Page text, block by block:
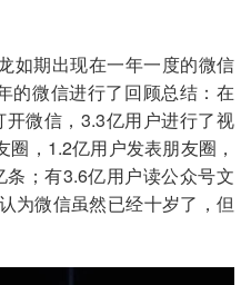
如期出现在一年一度的微信
的微信进行了回顾总结：在
微信，3.3亿用户进行了视
，1.2亿用户发表朋友圈，
；有3.6亿用户读公众号文
为微信虽然已经十岁了，但